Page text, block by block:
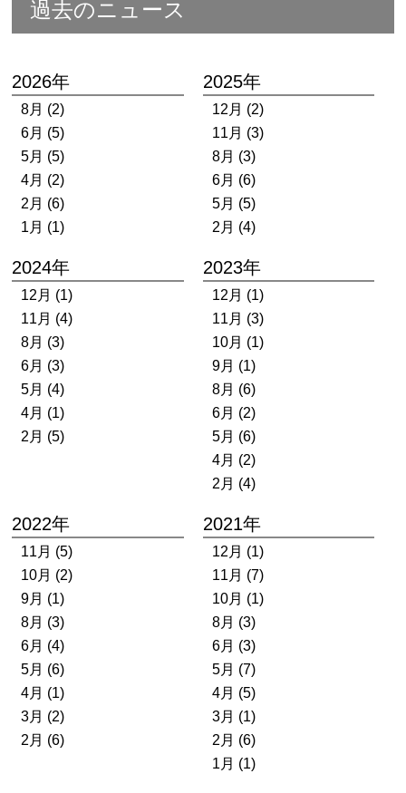
過去のニュース
2026年
8月 (2)
6月 (5)
5月 (5)
4月 (2)
2月 (6)
1月 (1)
2025年
12月 (2)
11月 (3)
8月 (3)
6月 (6)
5月 (5)
2月 (4)
2024年
12月 (1)
11月 (4)
8月 (3)
6月 (3)
5月 (4)
4月 (1)
2月 (5)
2023年
12月 (1)
11月 (3)
10月 (1)
9月 (1)
8月 (6)
6月 (2)
5月 (6)
4月 (2)
2月 (4)
2022年
11月 (5)
10月 (2)
9月 (1)
8月 (3)
6月 (4)
5月 (6)
4月 (1)
3月 (2)
2月 (6)
2021年
12月 (1)
11月 (7)
10月 (1)
8月 (3)
6月 (3)
5月 (7)
4月 (5)
3月 (1)
2月 (6)
1月 (1)